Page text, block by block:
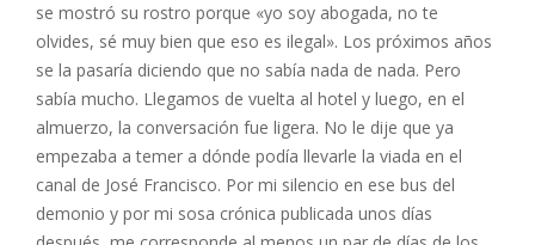
se mostró su rostro porque «yo soy abogada, no te
olvides, sé muy bien que eso es ilegal». Los próximos años
se la pasaría diciendo que no sabía nada de nada. Pero
sabía mucho. Llegamos de vuelta al hotel y luego, en el
almuerzo, la conversación fue ligera. No le dije que ya
empezaba a temer a dónde podía llevarle la viada en el
canal de José Francisco. Por mi silencio en ese bus del
demonio y por mi sosa crónica publicada unos días